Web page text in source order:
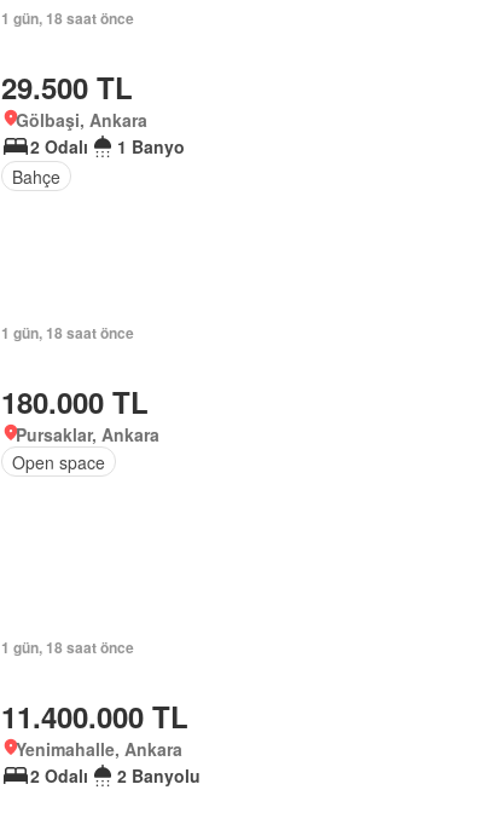
1 gün, 18 saat önce
29.500 TL
Gölbaşi, Ankara
2 Odalı
1 Banyo
Bahçe
1 gün, 18 saat önce
180.000 TL
Pursaklar, Ankara
Open space
1 gün, 18 saat önce
11.400.000 TL
Yenimahalle, Ankara
2 Odalı
2 Banyolu